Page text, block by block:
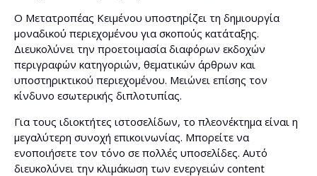
Ο Μετατροπέας Κειμένου υποστηρίζει τη δημιουργία
μοναδικού περιεχομένου για σκοπούς κατάταξης.
Διευκολύνει την προετοιμασία διαφόρων εκδοχών
περιγραφών κατηγοριών, θεματικών άρθρων και
υποστηρικτικού περιεχομένου. Μειώνει επίσης τον
κίνδυνο εσωτερικής διπλοτυπίας.
Για τους ιδιοκτήτες ιστοσελίδων, το πλεονέκτημα είναι η
μεγαλύτερη συνοχή επικοινωνίας. Μπορείτε να
ενοποιήσετε τον τόνο σε πολλές υποσελίδες. Αυτό
διευκολύνει την κλιμάκωση των ενεργειών content